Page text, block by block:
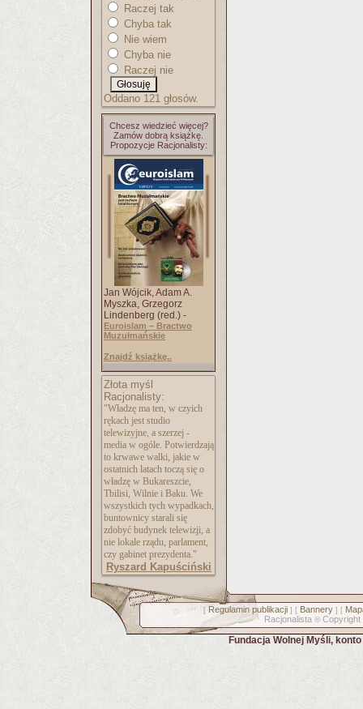
Raczej tak
Chyba tak
Nie wiem
Chyba nie
Raczej nie
Oddano 121 głosów.
Chcesz wiedzieć więcej?
Zamów dobrą książkę.
Propozycje Racjonalisty:
Jan Wójcik, Adam A.
Myszka, Grzegorz
Lindenberg (red.) -
Euroislam – Bractwo
Muzułmańskie
Znajdź książkę..
Złota myśl
Racjonalisty:
"Władzę ma ten, w czyich
rękach jest studio
telewizyjne, a szerzej -
media w ogóle. Potwierdzają
to krwawe walki, jakie w
ostatnich latach toczą się o
władzę w Bukareszcie,
Tbilisi, Wilnie i Baku. We
wszystkich tych wypadkach,
buntownicy starali się
zdobyć budynek telewizji, a
nie lokale rządu, parlament,
czy gabinet prezydenta."
Ryszard Kapuściński
[ Regulamin publikacji] [ Bannery] [
Racjonalista © Copyright
Fundacja Wolnej Myśli,